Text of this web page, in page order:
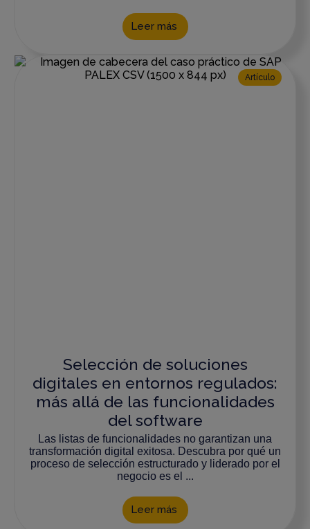
Leer más
Artículo
Selección de soluciones
digitales en entornos regulados:
más allá de las funcionalidades
del software
Las listas de funcionalidades no garantizan una
transformación digital exitosa. Descubra por qué un
proceso de selección estructurado y liderado por el
negocio es el ...
Leer más